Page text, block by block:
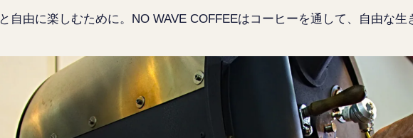
自由に楽しむために。NO WAVE COFFEEはコーヒーを通して、自由な生